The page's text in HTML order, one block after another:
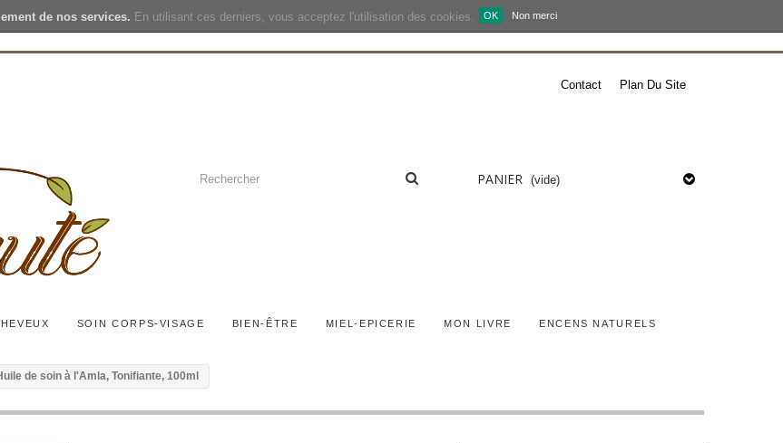
de nos services. En utilisant ces derniers, vous acceptez l'utilisation des cookies. OK Non merci
Contact Plan Du Site
PANIER (vide)
SOIN CORPS-VISAGE BIEN-ÊTRE MIEL-EPICERIE MON LIVRE ENCENS NATURELS
de soin à l'Amla, Tonifiante, 100ml